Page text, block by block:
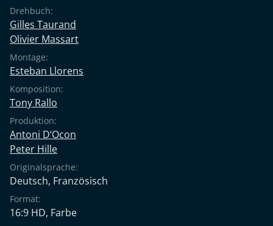
Drehbuch:
Gilles Taurand
Olivier Massart
Montage:
Esteban Llorens
Komposition:
Tony Rallo
Produktion:
Antoni D‘Ocon
Peter Hille
Originalsprache:
Deutsch, Französisch
Format:
16:9 HD, Farbe